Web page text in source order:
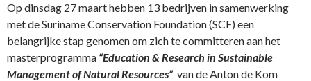
Op dinsdag 27 maart hebben 13 bedrijven in samenwerking
met de Suriname Conservation Foundation (SCF) een
belangrijke stap genomen om zich te committeren aan het
masterprogramma “Education & Research in Sustainable
Management of Natural Resources” van de Anton de Kom